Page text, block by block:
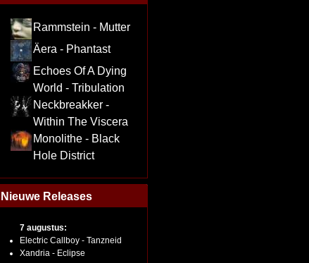
Rammstein - Mutter
Äera - Phantast
Echoes Of A Dying
World - Tribulation
Neckbreakker -
Within The Viscera
Monolithe - Black
Hole District
Nieuwe Releases
7 augustus:
Electric Callboy - Tanzneid
Xandria - Eclipse